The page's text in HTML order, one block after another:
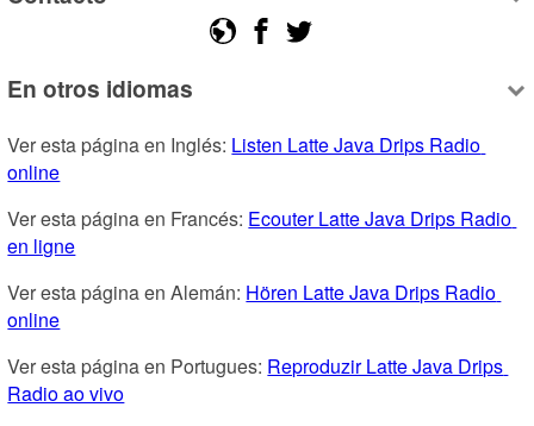
En otros idiomas
Ver esta página en Inglés: Listen Latte Java Drips Radio
online
Ver esta página en Francés: Ecouter Latte Java Drips Radio
en ligne
Ver esta página en Alemán: Hören Latte Java Drips Radio
online
Ver esta página en Portugues: Reproduzir Latte Java Drips
Radio ao vivo